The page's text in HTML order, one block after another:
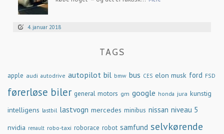
4. januar 2018
TAGS
apple audi autodrive autopilot bil bmw bus CES elon musk ford FSD
førerløse biler general motors gm google honda jura kunstig
intelligens lastbil lastvogn mercedes minibus nissan niveau 5
nvidia renault robo-taxi roborace robot samfund selvkørende